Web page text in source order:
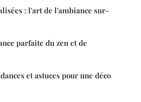
: l'art de l'ambiance sur-
parfaite du zen et de
et astuces pour une déco